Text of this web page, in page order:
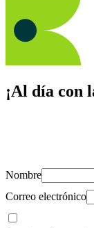
¡Al día con
Nombre
Correo electrónico